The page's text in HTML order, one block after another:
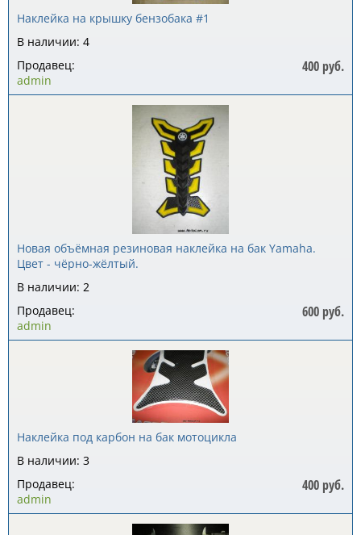
Наклейка на крышку бензобака #1
В наличии: 4
400 руб.
Продавец:
admin
Новая объёмная резиновая наклейка на бак Yamaha.
Цвет - чёрно-жёлтый.
В наличии: 2
600 руб.
Продавец:
admin
Наклейка под карбон на бак мотоцикла
В наличии: 3
400 руб.
Продавец:
admin